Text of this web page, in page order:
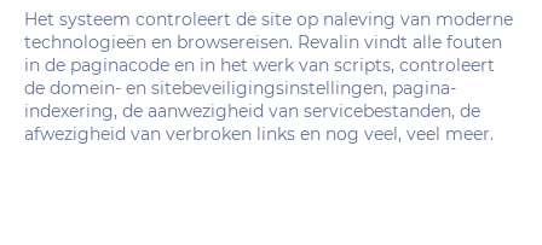
Het systeem controleert de site op naleving van moderne
technologieën en browsereisen. Revalin vindt alle fouten
in de paginacode en in het werk van scripts, controleert
de domein- en sitebeveiligingsinstellingen, pagina-
indexering, de aanwezigheid van servicebestanden, de
afwezigheid van verbroken links en nog veel, veel meer.